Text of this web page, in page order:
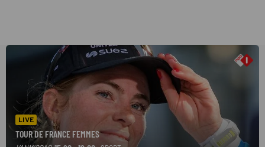
LIVE
TOUR DE FRANCE FEMMES